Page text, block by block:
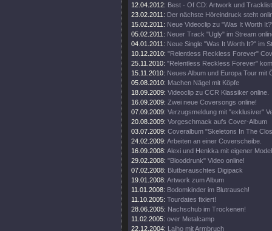
12.04.2012: Best - Of CD: Artwork und Tracklist
23.02.2011: Der nächste Höreindruck steht
15.02.2011: Neue Videoclip zu "Was It Worth
05.02.2011: Neuer Track "Ugly" im Stream
04.01.2011: Neue Single "Was It Worth It?" im
10.12.2010: "Relentless Reckless Forever"
25.11.2010: "Relentless Reckless Forever"
15.11.2010: Neues Album und Europa Tour mit
05.08.2010: Machen Nägel mit Köpfe
18.09.2009: Videoclip zu CCR Klassiker online.
16.09.2009: Zwei neue Coversongs online!
07.09.2009: Verzugsmeldung mit "exklusiver"
20.08.2009: Vorgeschmack aufs Cover-Album
03.07.2009: Coveralbum "Skeletons In The
24.02.2009: Arbeiten an einer Coverscheibe.
16.09.2008: Alexi und Henkka mit eigener
29.02.2008: "Blooddrunk" Video online!
07.02.2008: Blutberauschtes Digipack
19.01.2008: Artwork zum Album
11.01.2008: Bodomkinder im Blutrausch!
11.10.2005: Tourdates fixiert!
28.06.2005: Nachschub im Trockenen!
11.02.2005: over Metalcamp
22.12.2004: Laiho mit Armbruch